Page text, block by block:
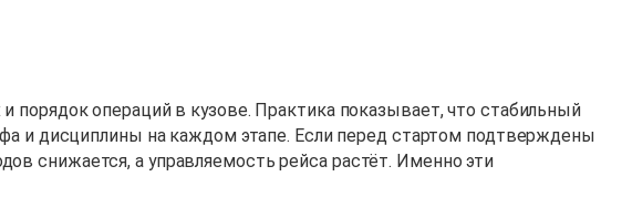
порядок операций в кузове. Практика показывает, что стабильный
и дисциплины на каждом этапе. Если перед стартом подтверждены
снижается, а управляемость рейса растёт. Именно эти